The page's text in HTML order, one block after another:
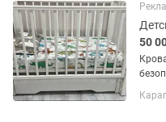
50